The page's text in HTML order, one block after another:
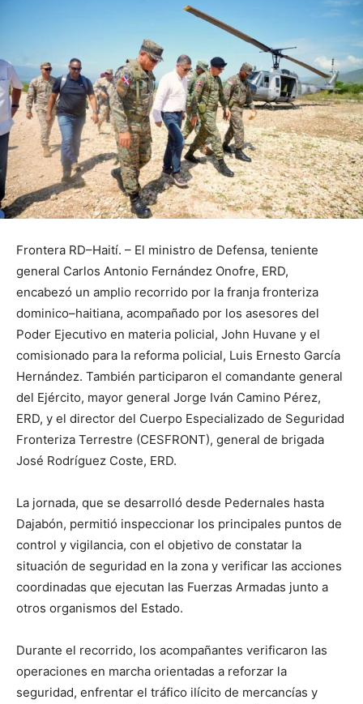
Frontera RD–Haití. – El ministro de Defensa, teniente
general Carlos Antonio Fernández Onofre, ERD,
encabezó un amplio recorrido por la franja fronteriza
dominico–haitiana, acompañado por los asesores del
Poder Ejecutivo en materia policial, John Huvane y el
comisionado para la reforma policial, Luis Ernesto García
Hernández. También participaron el comandante general
del Ejército, mayor general Jorge Iván Camino Pérez,
ERD, y el director del Cuerpo Especializado de Seguridad
Fronteriza Terrestre (CESFRONT), general de brigada
José Rodríguez Coste, ERD.
La jornada, que se desarrolló desde Pedernales hasta
Dajabón, permitió inspeccionar los principales puntos de
control y vigilancia, con el objetivo de constatar la
situación de seguridad en la zona y verificar las acciones
coordinadas que ejecutan las Fuerzas Armadas junto a
otros organismos del Estado.
Durante el recorrido, los acompañantes verificaron las
operaciones en marcha orientadas a reforzar la
seguridad, enfrentar el tráfico ilícito de mercancías y